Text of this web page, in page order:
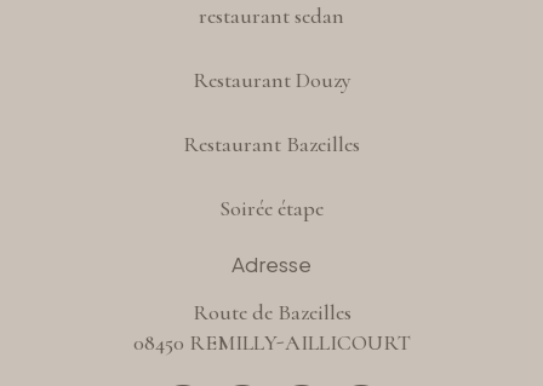
restaurant sedan
Restaurant Douzy
Restaurant Bazeilles
Soirée étape
Adresse
Route de Bazeilles
08450 REMILLY-AILLICOURT